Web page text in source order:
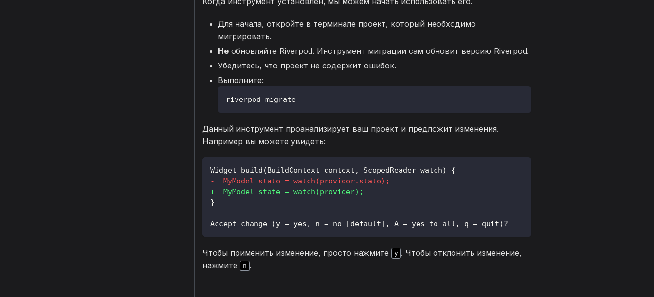
Для начала, откройте в терминале проект, который необходимо
мигрировать.
Не обновляйте Riverpod. Инструмент миграции сам обновит версию Riverpod.
Убедитесь, что проект не содержит ошибок.
Выполните:
riverpod migrate
Данный инструмент проанализирует ваш проект и предложит изменения.
Например вы можете увидеть:
Widget build(BuildContext context, ScopedReader watch) {
-
  MyModel state = watch(provider.state);
+
  MyModel state = watch(provider);
}
Accept change (y = yes, n = no [default], A = yes to all, q = quit)?
Чтобы применить изменение, просто нажмите y . Чтобы отклонить изменение,
нажмите
n .